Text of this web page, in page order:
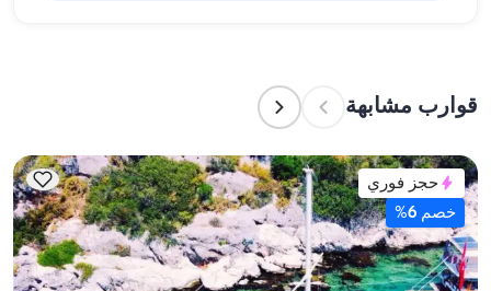
للإيجارات اليومية، فتنطبق سعة الإبحار.
قوارب مشابهة
حجز فوري
خصم 6%